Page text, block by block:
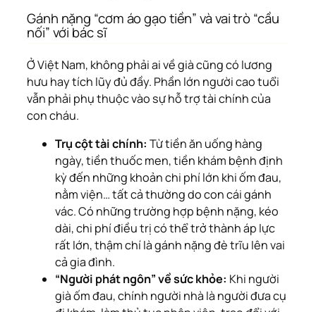
Gánh nặng “cơm áo gạo tiền” và vai trò “cầu
nối” với bác sĩ
Ở Việt Nam, không phải ai về già cũng có lương
hưu hay tích lũy đủ đầy. Phần lớn người cao tuổi
vẫn phải phụ thuộc vào sự hỗ trợ tài chính của
con cháu.
Trụ cột tài chính: Từ tiền ăn uống hàng
ngày, tiền thuốc men, tiền khám bệnh định
kỳ đến những khoản chi phí lớn khi ốm đau,
nằm viện… tất cả thường do con cái gánh
vác. Có những trường hợp bệnh nặng, kéo
dài, chi phí điều trị có thể trở thành áp lực
rất lớn, thậm chí là gánh nặng đè trĩu lên vai
cả gia đình.
“Người phát ngôn” về sức khỏe: Khi người
già ốm đau, chính người nhà là người đưa cụ